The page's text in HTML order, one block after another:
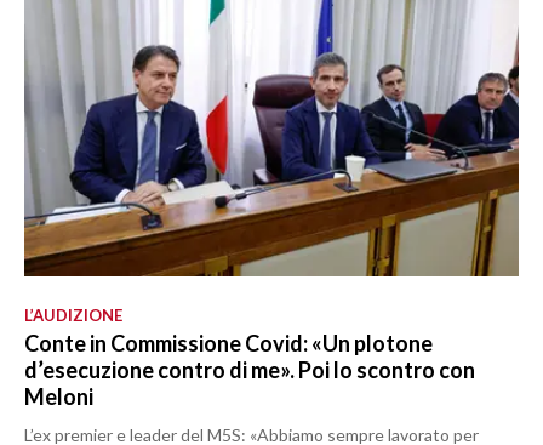
L’AUDIZIONE
Conte in Commissione Covid: «Un plotone
d’esecuzione contro di me». Poi lo scontro con
Meloni
L’ex premier e leader del M5S: «Abbiamo sempre lavorato per